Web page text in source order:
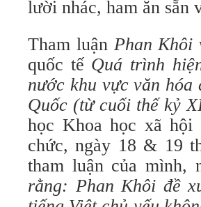
lười nhác, ham ăn sẵn
Tham luận Phan Khôi
quốc tế Quá trình
nước khu vực văn
Quốc (từ cuối thế kỷ
học Khoa học xã
chức, ngày 18 & 19
tham luận của mình,
rằng: Phan Khôi đề